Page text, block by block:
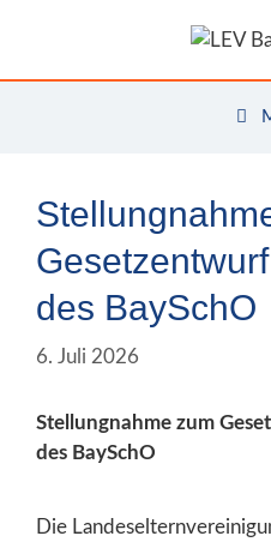
des BaySchO
6. Juli 2026
Stellungnahme zum
des BaySchO
Die